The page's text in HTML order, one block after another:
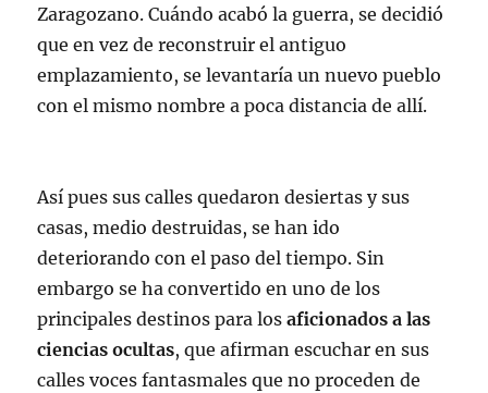
Zaragozano. Cuándo acabó la guerra, se decidió
que en vez de reconstruir el antiguo
emplazamiento, se levantaría un nuevo pueblo
con el mismo nombre a poca distancia de allí.
Así pues sus calles quedaron desiertas y sus
casas, medio destruidas, se han ido
deteriorando con el paso del tiempo. Sin
embargo se ha convertido en uno de los
principales destinos para los aficionados a las
ciencias ocultas, que afirman escuchar en sus
calles voces fantasmales que no proceden de